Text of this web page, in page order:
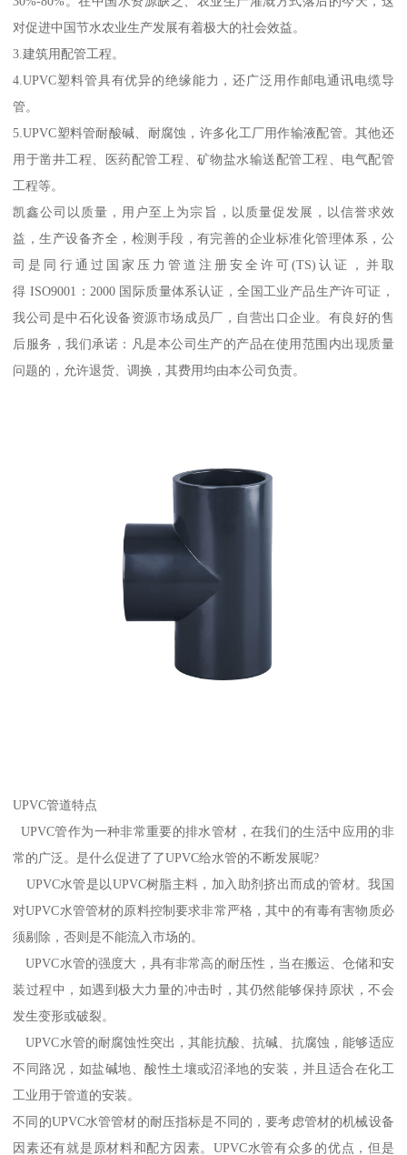
对促进中国节水农业生产发展有着极大的社会效益。
3.建筑用配管工程。
4.UPVC塑料管具有优异的绝缘能力，还广泛用作邮电通讯电缆导
管。
5.UPVC塑料管耐酸碱、耐腐蚀，许多化工厂用作输液配管。其他还
用于凿井工程、医药配管工程、矿物盐水输送配管工程、电气配管
工程等。
凯鑫公司以质量，用户至上为宗旨，以质量促发展，以信誉求效
益，生产设备齐全，检测手段，有完善的企业标准化管理体系，公
司是同行通过国家压力管道注册安全许可(TS)认证，并取
得 ISO9001：2000 国际质量体系认证，全国工业产品生产许可证，
我公司是中石化设备资源市场成员厂，自营出口企业。有良好的售
后服务，我们承诺：凡是本公司生产的产品在使用范围内出现质量
问题的，允许退货、调换，其费用均由本公司负责。
UPVC管道特点
UPVC管作为一种非常重要的排水管材，在我们的生活中应用的非
常的广泛。是什么促进了了UPVC给水管的不断发展呢?
UPVC水管是以UPVC树脂主料，加入助剂挤出而成的管材。我国
对UPVC水管管材的原料控制要求非常严格，其中的有毒有害物质必
须剔除，否则是不能流入市场的。
UPVC水管的强度大，具有非常高的耐压性，当在搬运、仓储和安
装过程中，如遇到极大力量的冲击时，其仍然能够保持原状，不会
发生变形或破裂。
UPVC水管的耐腐蚀性突出，其能抗酸、抗碱、抗腐蚀，能够适应
不同路况，如盐碱地、酸性土壤或沼泽地的安装，并且适合在化工
工业用于管道的安装。
不同的UPVC水管管材的耐压指标是不同的，要考虑管材的机械设备
因素还有就是原材料和配方因素。UPVC水管有众多的优点，但是